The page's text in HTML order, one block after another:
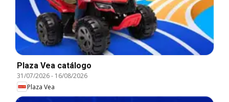
Plaza Vea catálogo
31/07/2026- 16/08/2026
Plaza Vea